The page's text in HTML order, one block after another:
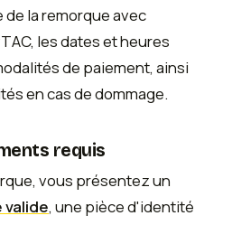
la remorque avec
les dates et heures
de paiement, ainsi
en cas de dommage.
requis
vous présentez un
valide, une pièce d'identité